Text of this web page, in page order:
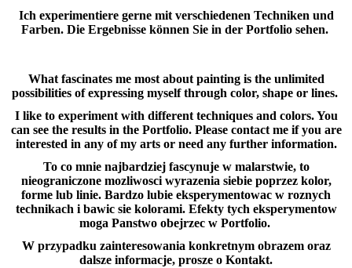
Ich experimentiere gerne mit verschiedenen Techniken und
Farben. Die Ergebnisse können Sie in der Portfolio sehen.
What fascinates me most about painting is the unlimited
possibilities of expressing myself through color, shape or lines.
I like to experiment with different techniques and colors. You
can see the results in the Portfolio. Please contact me if you are
interested in any of my arts or need any further information.
To co mnie najbardziej fascynuje w malarstwie, to
nieograniczone mozliwosci wyrazenia siebie poprzez kolor,
forme lub linie. Bardzo lubie eksperymentowac w roznych
technikach i bawic sie kolorami. Efekty tych eksperymentow
moga Panstwo obejrzec w Portfolio.
W przypadku zainteresowania konkretnym obrazem oraz
dalsze informacje, prosze o Kontakt.